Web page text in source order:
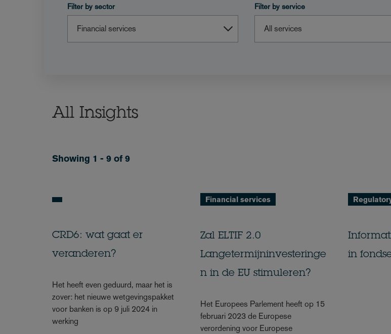
Filter by sector Filter by service
All Insights
Showing 1 - 9 of 9
CRD6: wat gaat er
veranderen?
Het heeft even geduurd, maar het is
zover: het nieuwe wetgevingspakket
voor banken is op 9 juli 2024 in
werking
Financial services
Zal ELTIF 2.0
Langetermijninvesteringe
n in de EU stimuleren?
Het Europees Parlement heeft op 15
februari 2023 de Europese
verordening voor Europese
in